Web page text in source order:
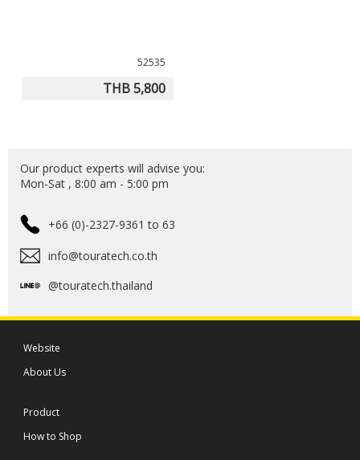
52535
THB 5,800
Our product experts will advise you:
Mon-Sat , 8:00 am - 5:00 pm
+66 (0)-2327-9361 to 63
info@touratech.co.th
@touratech.thailand
Website
About Us
Product
How to Shop